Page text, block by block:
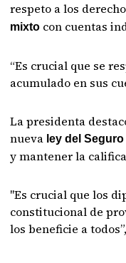
respeto a los
mixto con cuentas
“Es crucial que se
acumulado en sus
La presidenta
nueva ley del Seguro
y mantener la
"Es crucial que los
constitucional de
los beneficie a